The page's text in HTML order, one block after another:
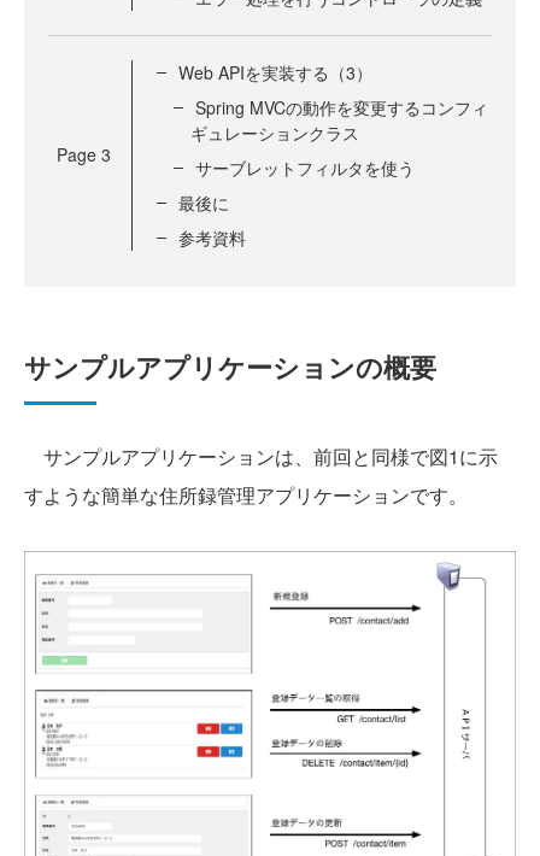
Page 3
Web APIを実装する（3）
Spring MVCの動作を変更するコンフィ
ギュレーションクラス
サーブレットフィルタを使う
最後に
参考資料
サンプルアプリケーションの概要
サンプルアプリケーションは、前回と同様で図1に示
すような簡単な住所録管理アプリケーションです。